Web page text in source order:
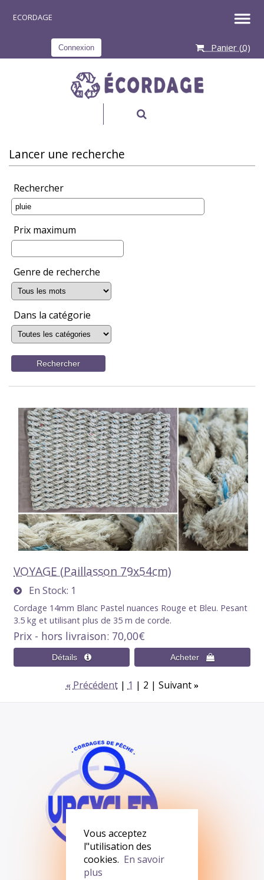
Connexion Panier (0)
Lancer une recherche
Rechercher
Prix maximum
Genre de recherche
Dans la catégorie
VOYAGE (Paillasson 79x54cm)
En Stock 1
Cordage 14mm Blanc Pastel nuances Rouge et Bleu. Pesant
3.5 kg et utilisant plus de 35 m de corde.
Prix - hors livraison 70,00€
« Précédent 1 2 Suivant »
Vous acceptez
l"utilisation des
cookies. En savoir
plus